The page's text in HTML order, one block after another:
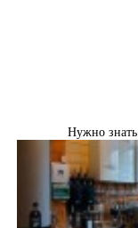
Нужно знать